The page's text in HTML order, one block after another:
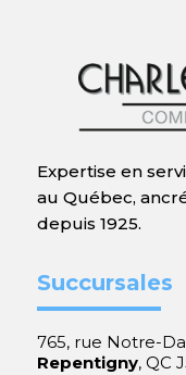
Expertise en
au Québec,
depuis 1925.
Succursales
765, rue Notre-
Repentigny, QC